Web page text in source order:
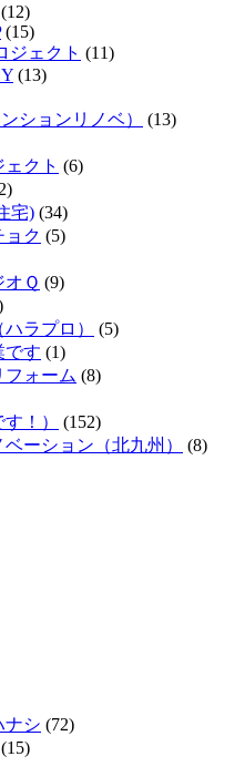
(12)
(15)
ジェクト (11)
(13)
ションリノベ）
(13)
クト (6)
宅) (34)
ョク (5)
Ｑ (9)
ラプロ）
(5)
です (1)
ォーム (8)
！）
(152)
ーション（北九州）
(8)
ナシ (72)
(15)